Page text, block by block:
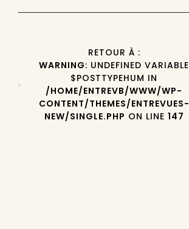
RETOUR À :
WARNING: UNDEFINED VARIABLE
$POSTTYPEHUM IN
/HOME/ENTREVB/WWW/WP-
CONTENT/THEMES/ENTREVUES-
NEW/SINGLE.PHP ON LINE 147